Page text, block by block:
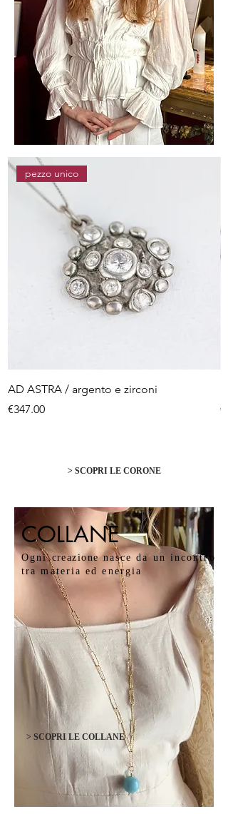
pezzo unico
AD ASTRA / argento e zirconi
Price
€347.00
> SCOPRI LE CORONE
Ognicreazionenasce da un incontro
tra materia ed energia
> SCOPRI LE COLLANE
COLLANE